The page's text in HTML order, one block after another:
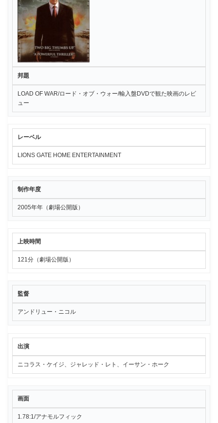
邦題
LOAD OF WAR/ロード・オブ・ウォー/輸入盤DVDで観た映画のレビ
ュー
レーベル
LIONS GATE HOME ENTERTAINMENT
制作年度
2005年年（劇場公開版）
上映時間
121分（劇場公開版）
監督
アンドリュー・ニコル
出演
ニコラス・ケイジ、ジャレッド・レト、イーサン・ホーク
画面
1.78:1/アナモルフィック